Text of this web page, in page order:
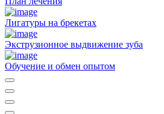
Лигатуры на брекетах
Экструзионное выдвижение зуба
Обучение и обмен опытом